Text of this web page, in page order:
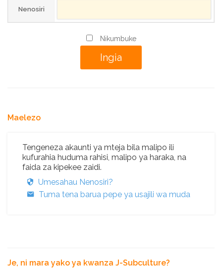
Nenosiri
Nikumbuke
Maelezo
Tengeneza akaunti ya mteja bila malipo ili
kufurahia huduma rahisi, malipo ya haraka, na
faida za kipekee zaidi.
Umesahau Nenosiri?
Tuma tena barua pepe ya usajili wa muda
Je, ni mara yako ya kwanza J-Subculture?